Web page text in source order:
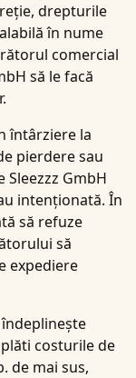
drepturile
în nume
comercial
să le facă
întârziere la
pierdere sau
GmbH
intenționată. În
să refuze
să
expediere
costurile de
de mai sus,